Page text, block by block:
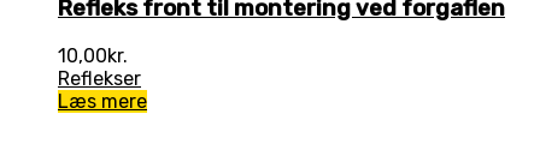
Refleks front til montering ved forgaflen
10,00kr.
Reflekser
Læs mere